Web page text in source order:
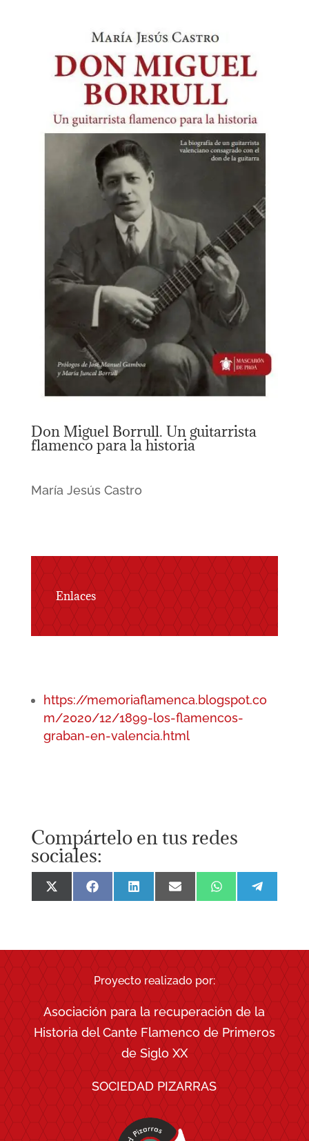
Don Miguel Borrull. Un guitarrista
flamenco para la historia
María Jesús Castro
Enlaces
https://memoriaflamenca.blogspot.co
m/2020/12/1899-los-flamencos-
graban-en-valencia.html
Compártelo en tus redes
sociales:
Compartir
en
Compartir
en
Compartir
en
Compartir
en
Compartir
en
en
Proyecto realizado por:
Asociación para la recuperación de la
Historia del Cante Flamenco de Primeros
de Siglo XX
SOCIEDAD PIZARRAS